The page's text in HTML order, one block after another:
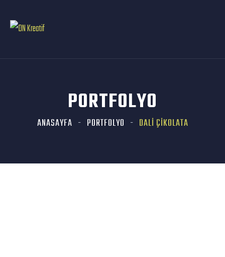
PORTFOLYO
ANASAYFA PORTFOLYO DALİ ÇİKOLATA